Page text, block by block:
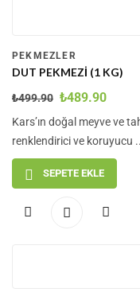
PEKMEZLER
DUT PEKMEZI (1 KG)
₺499.90 ₺489.90
Kars’ın doğal meyve ve
renklendirici ve koruyucu
SEPETE EKLE